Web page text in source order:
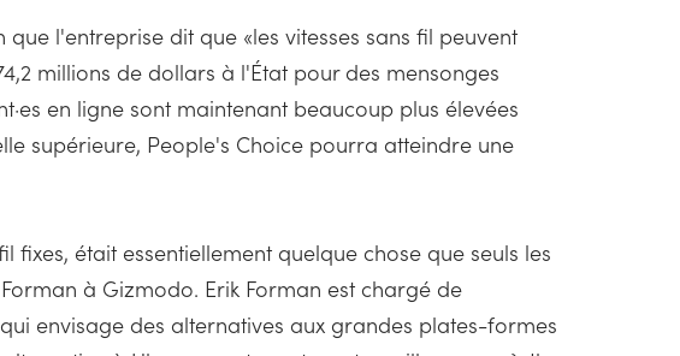
l'entreprise dit que «les vitesses sans fil peuvent
millions de dollars à l'État pour des mensonges
en ligne sont maintenant beaucoup plus élevées
supérieure, People's Choice pourra atteindre une
était essentiellement quelque chose que seuls les
à Gizmodo. Erik Forman est chargé de
envisage des alternatives aux grandes plates-formes